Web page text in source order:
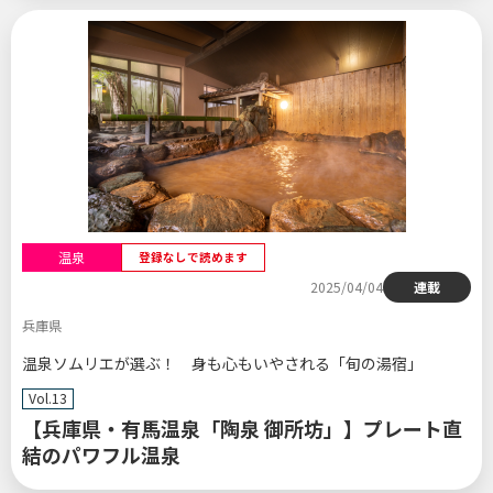
温泉 登録なしで読めます
2025/04/04
連載
兵庫県
温泉ソムリエが選ぶ！ 身も心もいやされる「旬の湯宿」
Vol.13
【兵庫県・有馬温泉「陶泉 御所坊」】プレート直
結のパワフル温泉